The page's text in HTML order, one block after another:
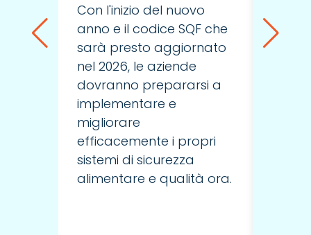
Con l'inizio del nuovo
anno e il codice SQF che
sarà presto aggiornato
nel 2026, le aziende
dovranno prepararsi a
implementare e
migliorare
efficacemente i propri
sistemi di sicurezza
alimentare e qualità ora.
il